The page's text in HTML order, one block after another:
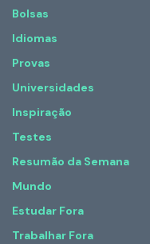
Bolsas
Idiomas
Provas
Universidades
Inspiração
Testes
Resumão da Semana
Mundo
Estudar Fora
Trabalhar Fora